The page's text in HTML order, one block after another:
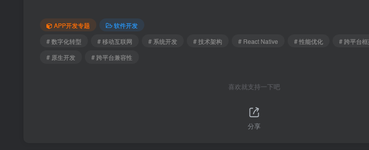
APP开发专题
软件开发
# 数字化转型
# 移动互联网 # 系统开发 # 技术架构 # React Native # 性能优化 # 跨平台框
# 原生开发
# 跨平台兼容性
喜欢就支持一下吧
分享